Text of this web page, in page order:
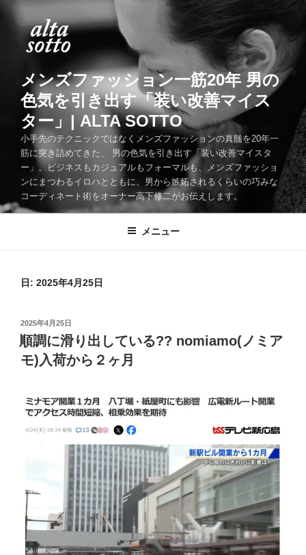
メンズファッション一筋20年 男の
色気を引き出す「装い改善マイス
ター」| ALTA SOTTO
小手先のテクニックではなくメンズファッションの真髄を20年一
筋に突き詰めてきた、 男の色気を引き出す「装い改善マイスタ
ー」。ビジネスもカジュアルもフォーマルも、メンズファッショ
ンにまつわるイロハとともに、男から嫉妬されるくらいの巧みな
コーディネート術をオーナー高下修二がお伝えします。
メニュー
日: 2025年4月25日
投
稿
日:
2025年4月25日
順調に滑り出している?? nomiamo(ノミア
モ)入荷から２ヶ月